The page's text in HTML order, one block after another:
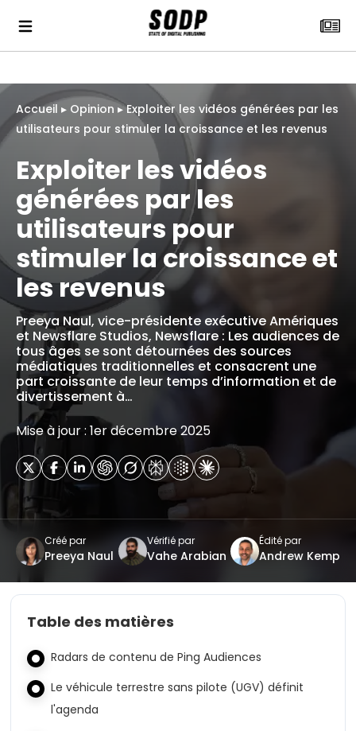
Accueil ▸ Opinion ▸Exploiter les vidéos générées par les
utilisateurs pour stimuler la croissance et les revenus
Exploiter les vidéos
générées par les
utilisateurs pour
stimuler la croissance et
les revenus
Preeya Naul, vice-présidente exécutive Amériques
et Newsflare Studios, Newsflare : Les audiences de
tous âges se sont détournées des sources
médiatiques traditionnelles et consacrent une
part croissante de leur temps d’information et de
divertissement à…
Mise à jour : 1er décembre 2025
Créé par
Preeya Naul
Vérifié par
Vahe Arabian
Édité par
Andrew Kemp
Table des matières
Radars de contenu de Ping Audiences
Le véhicule terrestre sans pilote (UGV) définit
l'agenda